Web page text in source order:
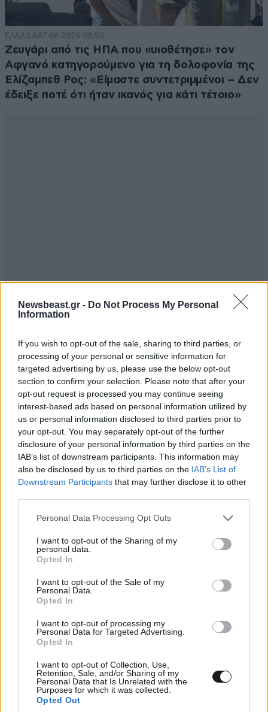
Newsbeast.gr - Do Not Process My Personal
Information
If you wish to opt-out of the sale, sharing to third parties, or
processing of your personal or sensitive information for
targeted advertising by us, please use the below opt-out
section to confirm your selection. Please note that after your
opt-out request is processed you may continue seeing
interest-based ads based on personal information utilized by
us or personal information disclosed to third parties prior to
your opt-out. You may separately opt-out of the further
disclosure of your personal information by third parties on the
IAB’s list of downstream participants. This information may
also be disclosed by us to third parties on the IAB’s List of
Downstream Participants that may further disclose it to other
Please note that this website/app uses one or more Google
not limited to your visit or usage behaviour. You may click to
grant or deny consent to Google and its third-party tags to
use your data for below specified purposes in below Google
consent section.
Personal Data Processing Opt Outs
I want to opt-out of the Sharing of my
personal data.
Opted In
I want to opt-out of the Sale of my
Personal Data.
Opted In
I want to opt-out of processing my
Personal Data for Targeted Advertising.
Opted In
I want to opt-out of Collection, Use,
Retention, Sale, and/or Sharing of my
Personal Data that Is Unrelated with the
Purposes for which it was collected.
Opted Out
ΕΛΛΑΔΑ07·08·2026 08:50
Ζευγάρι από τις ΗΠΑ που «υιοθέτησε» τον
Αφγανό κατηγορούμενο για τη δολοφονία της
Ελίζαμπεθ Ρος: «Είμαστε συντετριμμένοι – Δεν
έδειξε ποτέ ότι ήταν ικανός για κάτι τέτοιο»